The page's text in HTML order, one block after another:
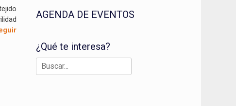
AGENDA DE EVENTOS
¿Qué te interesa?
Buscar: